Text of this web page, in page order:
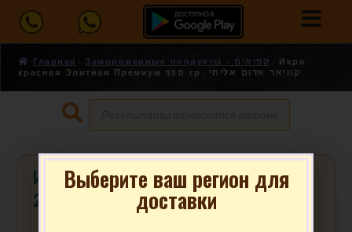
Главная Замороженные продукты - קפואים
Икра
красная Элитная Премиум 250 гр. קוויאר אדום אליתי
Икра красная Элитная Премиум
250 гр. קוויאר אדום אליתי
Выберите ваш регион для
доставки